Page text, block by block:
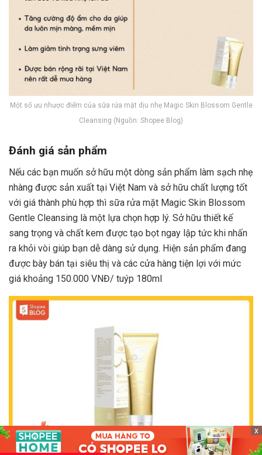
Một số ưu nhược điểm của sữa rửa mặt dịu nhẹ Magic Skin Blossom Gentle
Cleansing (Nguồn: Shopee Blog)
Đánh giá sản phẩm
Nếu các bạn muốn sở hữu một dòng sản phẩm làm sạch nhẹ
nhàng được sản xuất tại Việt Nam và sở hữu chất lượng tốt
với giá thành phù hợp thì sữa rửa mặt Magic Skin Blossom
Gentle Cleansing là một lựa chọn hợp lý. Sở hữu thiết kế
sang trọng và chất kem được tạo bọt ngay lập tức khi nhấn
ra khỏi vòi giúp bạn dễ dàng sử dụng. Hiện sản phẩm đang
được bày bán tại siêu thị và các cửa hàng tiện lợi với mức
giá khoảng 150.000 VNĐ/ tuýp 180ml
x